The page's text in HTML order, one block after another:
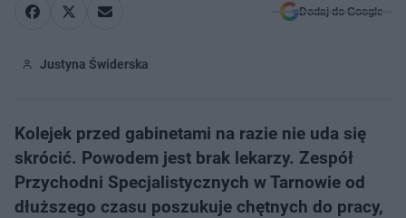
Dodaj do Google
Justyna Świderska
Kolejek przed gabinetami na razie nie uda się
skrócić. Powodem jest brak lekarzy. Zespół
Przychodni Specjalistycznych w Tarnowie od
dłuższego czasu poszukuje chętnych do pracy,